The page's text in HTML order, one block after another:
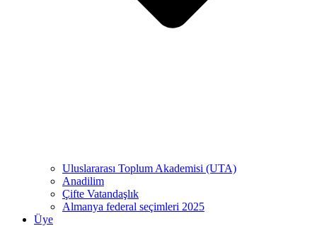
Uluslararası Toplum Akademisi (UTA)
Anadilim
Çifte Vatandaşlık
Almanya federal seçimleri 2025
Üye